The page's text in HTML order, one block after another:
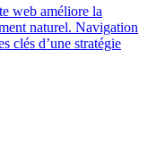
web améliore la
naturel. Navigation
clés d’une stratégie